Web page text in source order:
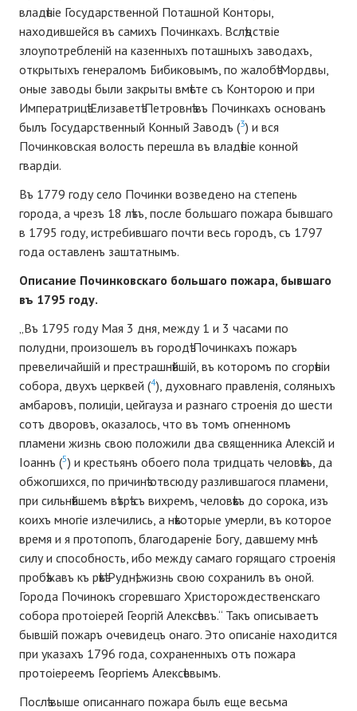
владѣніе Государственной Поташной Конторы,
находившейся въ самихъ Починкахъ. Вслѣдствіе
злоупотребленій на казенныхъ поташныхъ заводахъ,
открытыхъ генераломъ Бибиковымъ, по жалобѣ Мордвы,
оные заводы были закрыты вмѣсте съ Конторою и при
Императрицѣ Елизаветѣ Петровнѣ въ Починкахъ основанъ
былъ Государственный Конный Заводъ (3) и вся
Починковская волость перешла въ владѣніе конной
гвардіи.
Въ 1779 году село Починки возведено на степень
города, а чрезъ 18 лѣтъ, после большаго пожара бывшаго
в 1795 году, истребившаго почти весь городъ, съ 1797
года оставленъ заштатнымъ.
Описание Починковскаго большаго пожара, бывшаго
въ 1795 году.
„Въ 1795 году Мая 3 дня, между 1 и 3 часами по
полудни, произошелъ въ городѣ Починкахъ пожаръ
превеличайшій и престрашнѣйшій, въ которомъ по сгорѣніи
собора, двухъ церквей (4), духовнаго правленія, соляныхъ
амбаровъ, полиціи, цейгауза и разнаго строенія до шести
сотъ дворовъ, оказалось, что въ томъ огненномъ
пламени жизнь свою положили два священника Алексій и
Іоаннъ (5) и крестьянъ обоего пола тридцать человѣкъ, да
обжогшихся, по причинѣ отвсюду разлившагося пламени,
при сильнѣйшемъ вѣтрѣ съ вихремъ, человѣкъ до сорока, изъ
коихъ многіе излечились, а нѣкоторые умерли, въ которое
время и я протопопъ, благодареніе Богу, давшему мнѣ
силу и способность, ибо между самаго горящаго строенія
пробѣжавъ къ рѣкѣ Руднѣ, жизнь свою сохранилъ въ оной.
Города Починокъ сгоревшаго Христорождественскаго
собора протоіерей Георгій Алексѣевъ.“ Такъ описываетъ
бывшій пожаръ очевидецъ онаго. Это описаніе находится
при указахъ 1796 года, сохраненныхъ отъ пожара
протоіереемъ Георгіемъ Алексѣевымъ.
Послѣ выше описаннаго пожара былъ еще весьма